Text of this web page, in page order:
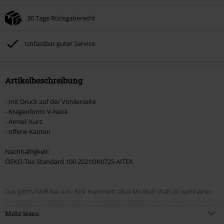
Nicht mit anderen Aktionscodes kombinierbar. Von der Reduzierung
Böhse Onkelz, Broilers, Die Ärzte, Die Toten Hosen, Metality, Gutscheine &
Artikel, die einen Spendenbeitrag beinhalten.
30 Tage Rückgaberecht
Unfassbar guter Service
Artikelbeschreibung
- mit Druck auf der Vorderseite
- Kragenform: V-Neck
- Ärmel: Kurz
- offene Kanten
Nachhaltigkeit:
ÖEKO-Tex Standard 100 2021OK0725 AITEX
Das gibt's NUR bei uns: Kirk Hammett alias Mr.Wah Wah ist wohl einer
"Battery" sind einfach legendär und spiegeln den Spirit des Thrash
Mehr lesen